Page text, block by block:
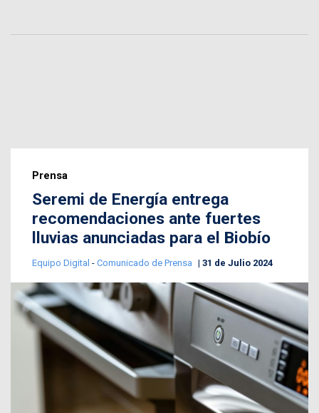
Prensa
Seremi de Energía entrega
recomendaciones ante fuertes
lluvias anunciadas para el Biobío
Equipo Digital - Comunicado de Prensa 31 de Julio 2024